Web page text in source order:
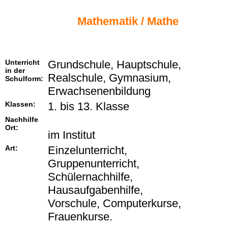
Mathematik / Mathe
Unterricht
in der
Schulform:
Grundschule, Hauptschule,
Realschule, Gymnasium,
Erwachsenenbildung
Klassen: 1. bis 13. Klasse
Nachhilfe
Ort:
im Institut
Art:
Einzelunterricht,
Gruppenunterricht,
Schülernachhilfe,
Hausaufgabenhilfe,
Vorschule, Computerkurse,
Frauenkurse.